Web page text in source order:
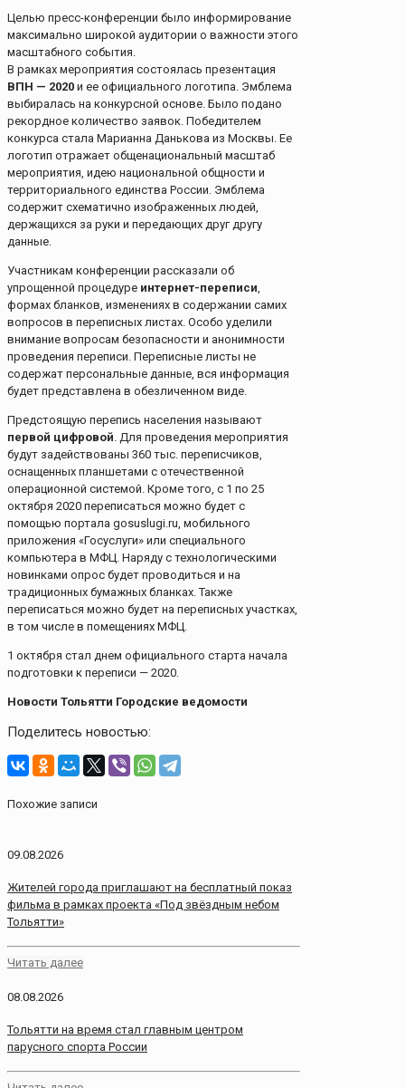
Целью пресс-конференции было информирование
максимально широкой аудитории о важности этого
масштабного события.
В рамках мероприятия состоялась презентация
ВПН — 2020 и ее официального логотипа. Эмблема
выбиралась на конкурсной основе. Было подано
рекордное количество заявок. Победителем
конкурса стала Марианна Данькова из Москвы. Ее
логотип отражает общенациональный масштаб
мероприятия, идею национальной общности и
территориального единства России. Эмблема
содержит схематично изображенных людей,
держащихся за руки и передающих друг другу
данные.
Участникам конференции рассказали об
упрощенной процедуре интернет-переписи,
формах бланков, изменениях в содержании самих
вопросов в переписных листах. Особо уделили
внимание вопросам безопасности и анонимности
проведения переписи. Переписные листы не
содержат персональные данные, вся информация
будет представлена в обезличенном виде.
Предстоящую перепись населения называют
первой цифровой. Для проведения мероприятия
будут задействованы 360 тыс. переписчиков,
оснащенных планшетами с отечественной
операционной системой. Кроме того, с 1 по 25
октября 2020 переписаться можно будет с
помощью портала gosuslugi.ru, мобильного
приложения «Госуслуги» или специального
компьютера в МФЦ. Наряду с технологическими
новинками опрос будет проводиться и на
традиционных бумажных бланках. Также
переписаться можно будет на переписных участках,
в том числе в помещениях МФЦ.
1 октября стал днем официального старта начала
подготовки к переписи — 2020.
Новости Тольятти Городские ведомости
Поделитесь новостью:
Похожие записи
09.08.2026
Жителей города приглашают на бесплатный показ
фильма в рамках проекта «Под звёздным небом
Тольятти»
Читать далее
08.08.2026
Тольятти на время стал главным центром
парусного спорта России